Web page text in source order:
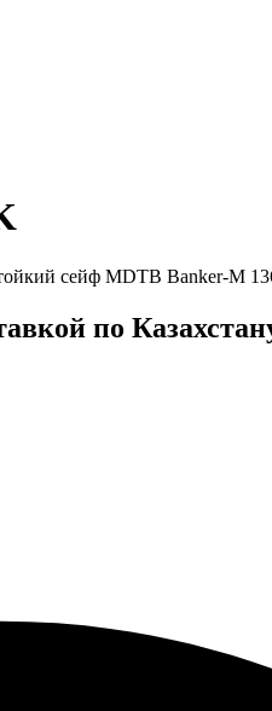
сейф MDTB Banker-M
по